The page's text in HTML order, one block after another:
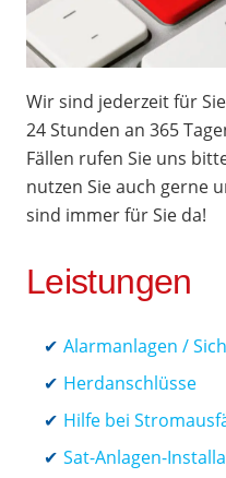
Wir sind jederzeit für
24 Stunden an 365
Fällen rufen Sie uns
nutzen Sie auch gerne
sind immer für Sie da!
Leistungen
Alarmanlagen /
Herdanschlüsse
Hilfe bei
Sat-Anlagen-